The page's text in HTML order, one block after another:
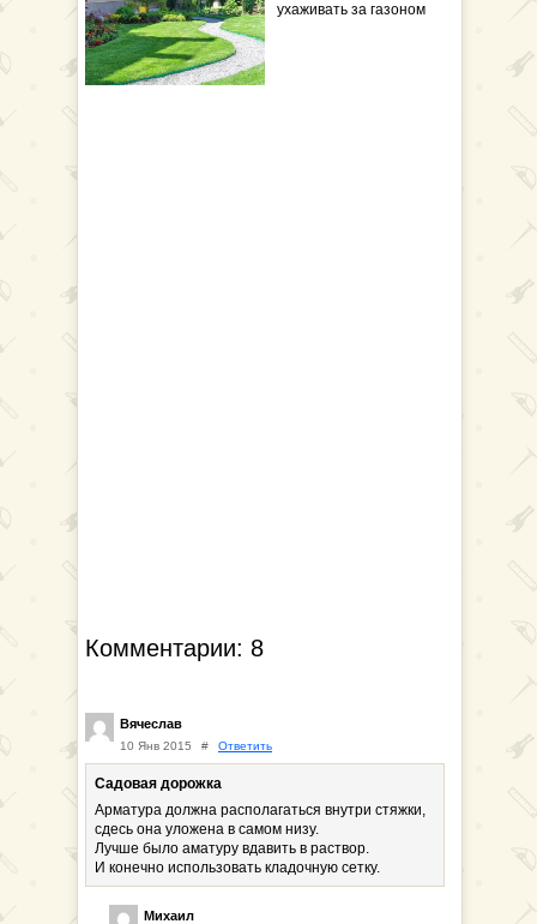
ухаживать за газоном
Комментарии: 8
Вячеслав
10 Янв 2015 # Ответить
Садовая дорожка
Арматура должна располагаться внутри стяжки,
сдесь она уложена в самом низу.
Лучше было аматуру вдавить в раствор.
И конечно использовать кладочную сетку.
Михаил